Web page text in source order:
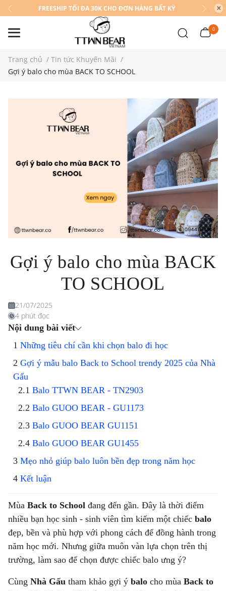
FREESHIP TỐI ĐA 30K CHO ĐƠN HÀNG BẤT KỲ
0
Trang chủ / Tin tức Khuyến Mãi /
Gợi ý balo cho mùa BACK TO SCHOOL
Gợi ý balo cho mùa BACK
TO SCHOOL
21/07/2025
4 phút đọc
Nội dung bài viết
Những tiêu chí cần khi chọn balo đi học
Gợi ý mẫu balo Back to School trendy 2025 của Nhà
Gấu
Balo TTWN BEAR - TN2903
Balo GUOO BEAR - GU1173
Balo GUOO BEAR GU1151
Balo GUOO BEAR GU1455
Mẹo nhỏ giúp balo luôn bền đẹp trong năm học
Kết luận
Mùa Back to School đang đến gần. Đây là thời điểm
nhiều bạn học sinh - sinh viên tìm kiếm một chiếc balo
đẹp, bền và phù hợp với phong cách để đồng hành trong
năm học mới. Nhưng giữa muôn vàn lựa chọn trên thị
trường, làm sao để chọn được chiếc balo ưng ý?
Cùng Nhà Gấu tham khảo gợi ý balo cho mùa Back to